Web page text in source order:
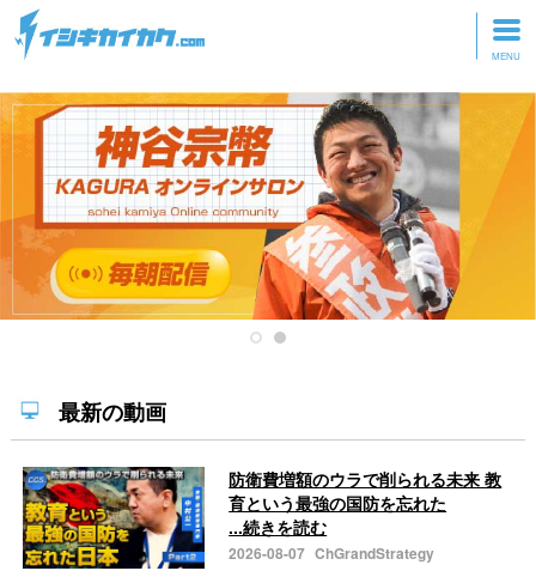
トップページ
動画を見る
記事を読む
セミナーに参加
研修・ツアーに参加
最新の動画
防衛費増額のウラで削られる未来 教
育という最強の国防を忘れた
...続きを読む
2026-08-07 ChGrandStrategy